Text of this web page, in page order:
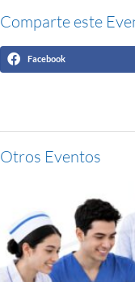
Comparte este
Facebook
Otros Eventos